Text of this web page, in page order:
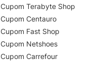
Cupom Terabyte Shop
Cupom Centauro
Cupom Fast Shop
Cupom Netshoes
Cupom Carrefour